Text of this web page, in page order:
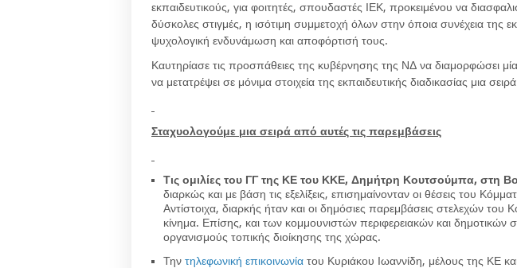
εκπαιδευτικούς, για φοιτητές, σπουδαστές ΙΕΚ, προκειμένου να
δύσκολες στιγμές, η ισότιμη συμμετοχή όλων στην όποια συνέχεια της
ψυχολογική ενδυνάμωση και αποφόρτισή τους.
Καυτηρίασε τις προσπάθειες της κυβέρνησης της ΝΔ να διαμορφώσει
να μετατρέψει σε μόνιμα στοιχεία της εκπαιδευτικής διαδικασίας μια
Σταχυολογούμε μια σειρά από αυτές τις παρεμβάσεις
Τις ομιλίες του ΓΓ της ΚΕ του ΚΚΕ, Δημήτρη Κουτσούμπα, στη
διαρκώς και με βάση τις εξελίξεις, επισημαίνονταν οι θέσεις του
Αντίστοιχα, διαρκής ήταν και οι δημόσιες παρεμβάσεις στελεχών του
κίνημα. Επίσης, και των κομμουνιστών περιφερειακών και
οργανισμούς τοπικής διοίκησης της χώρας.
Την τηλεφωνική επικοινωνία του Κυριάκου Ιωαννίδη, μέλους της ΚΕ